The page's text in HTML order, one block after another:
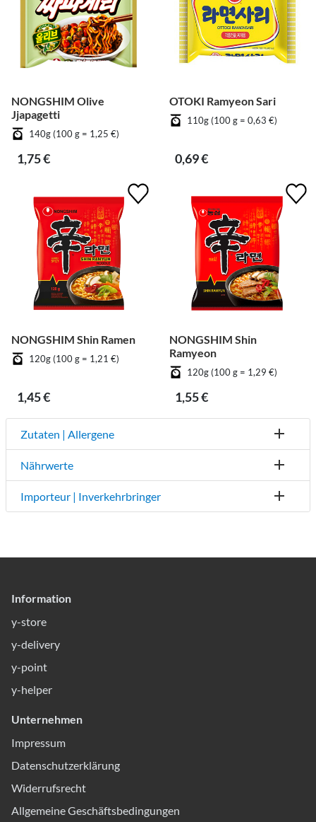
NONGSHIM Olive
Jjapagetti
140g (100 g = 1,25 €)
1,75 €
OTOKI Ramyeon Sari
110g (100 g = 0,63 €)
0,69 €
NONGSHIM Shin Ramen
120g (100 g = 1,21 €)
1,45 €
NONGSHIM Shin
Ramyeon
120g (100 g = 1,29 €)
1,55 €
Zutaten | Allergene
Nährwerte
Importeur | Inverkehrbringer
Information
y-store
y-delivery
y-point
y-helper
Unternehmen
Impressum
Datenschutzerklärung
Widerrufsrecht
Allgemeine Geschäftsbedingungen